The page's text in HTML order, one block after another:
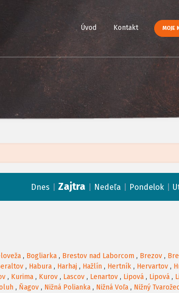
Úvod Kontakt MOJE
Dnes Zajtra Nedeľa Pondelok
, Bogliarka , Brestov nad Laborcom , Brezov ,
, Habura , Harhaj , Hažlín , Hertník , Hervartov ,
, Kurima , Kurov , Lascov , Lenartov , Lipová , Lipová ,
, Ňagov , Nižná Polianka , Nižná Voľa , Nižný Tvarožec